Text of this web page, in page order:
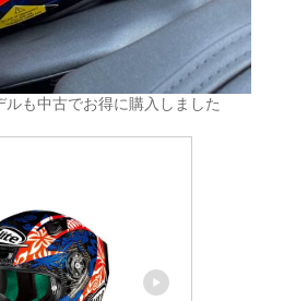
も中古でお得に購入しました